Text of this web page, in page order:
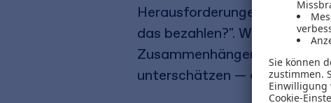
Herausforderungen, die es
das bezahlen?". Weit
Zusammenhängen führen
unterschätzen ― auf Kosten